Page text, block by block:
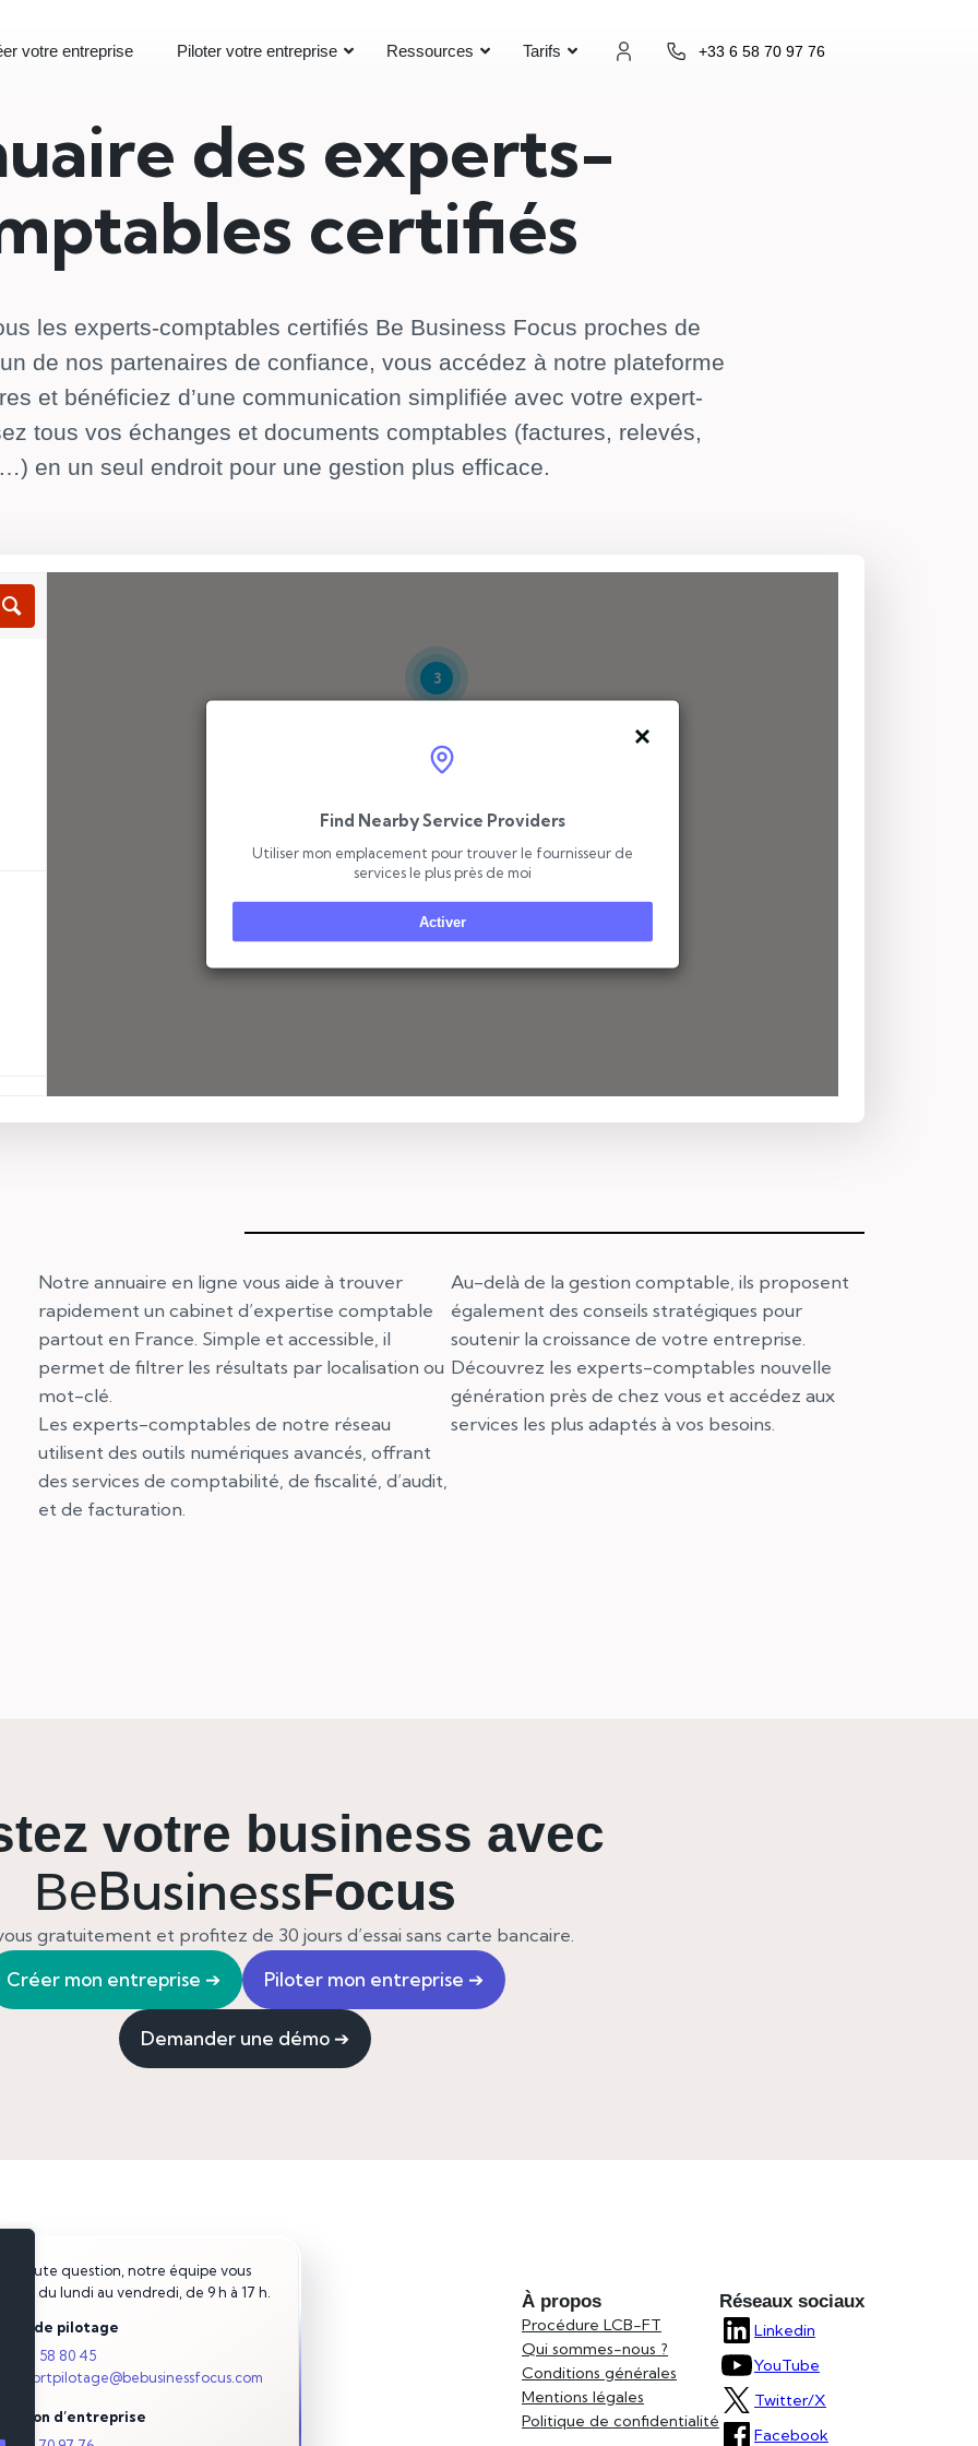
votre entreprise Piloter votre entreprise Ressources Tarifs +33 6 58 70 97 76
des experts-
certifiés
les experts-comptables certifiés Be Business Focus proches de
de nos partenaires de confiance, vous accédez à notre plateforme
et bénéficiez d’une communication simplifiée avec votre expert-
tous vos échanges et documents comptables (factures, relevés,
en un seul endroit pour une gestion plus efficace.
3
Find Nearby Service Providers
Utiliser mon emplacement pour trouver le fournisseur de
services le plus près de moi
Activer
Notre annuaire en ligne vous aide à trouver
rapidement un cabinet d’expertise comptable
partout en France. Simple et accessible, il
permet de filtrer les résultats par localisation ou
mot-clé.
Les experts-comptables de notre réseau
utilisent des outils numériques avancés, offrant
des services de comptabilité, de fiscalité, d’audit,
et de facturation.
Au-delà de la gestion comptable, ils proposent
également des conseils stratégiques pour
soutenir la croissance de votre entreprise.
Découvrez les experts-comptables nouvelle
génération près de chez vous et accédez aux
services les plus adaptés à vos besoins.
votre business avec
BeBusinessFocus
gratuitement et profitez de 30 jours d’essai sans carte bancaire.
Créer mon entreprise ➔ Piloter mon entreprise ➔
Demander une démo ➔
toute question, notre équipe vous
du lundi au vendredi, de 9 h à 17 h.
de pilotage
03 28 58 80 45
supportpilotage@bebusinessfocus.com
d’entreprise
À propos
Procédure LCB-FT
Qui sommes-nous ?
Conditions générales
Mentions légales
Politique de confidentialité
Réseaux sociaux
Linkedin
YouTube
Twitter/X
Facebook